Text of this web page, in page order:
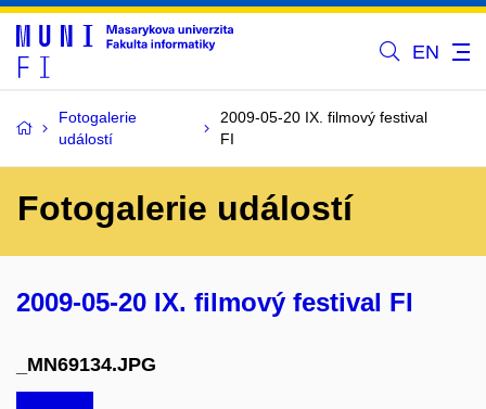
EN
Fotogalerie
událostí
2009-05-20 IX. filmový festival
FI
Fotogalerie událostí
2009-05-20 IX. filmový festival FI
_MN69134.JPG